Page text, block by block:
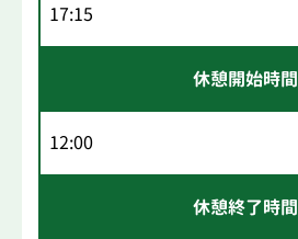
17:15
休憩開始時間
12:00
休憩終了時間